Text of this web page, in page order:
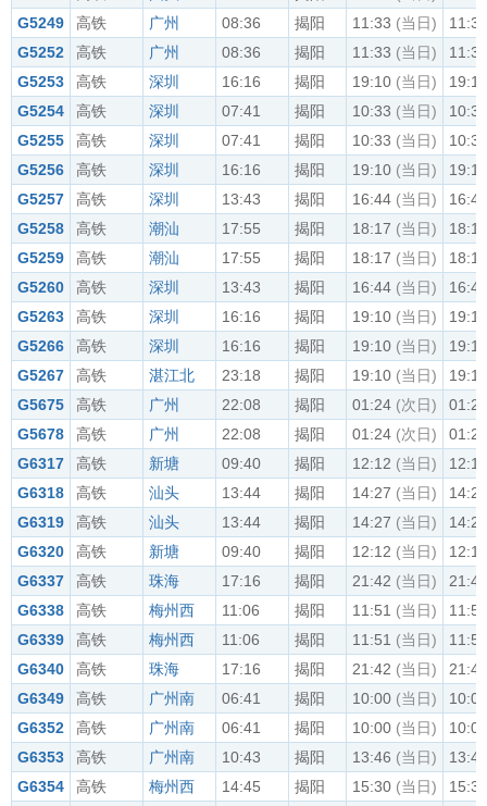
G5249
高铁 广州 08:36 揭阳 11:33 (当日)
11:36
G5252
高铁 广州 08:36 揭阳 11:33 (当日)
11:36
G5253
高铁 深圳 16:16 揭阳 19:10 (当日)
19:13
G5254
高铁 深圳 07:41 揭阳 10:33 (当日)
10:36
G5255
高铁 深圳 07:41 揭阳 10:33 (当日)
10:36
G5256
高铁 深圳 16:16 揭阳 19:10 (当日)
19:13
G5257
高铁 深圳 13:43 揭阳 16:44 (当日)
16:47
G5258
高铁 潮汕 17:55 揭阳 18:17 (当日)
18:19
G5259
高铁 潮汕 17:55 揭阳 18:17 (当日)
18:19
G5260
高铁 深圳 13:43 揭阳 16:44 (当日)
16:47
G5263
高铁 深圳 16:16 揭阳 19:10 (当日)
19:13
G5266
高铁 深圳 16:16 揭阳 19:10 (当日)
19:13
G5267
高铁 湛江北 23:18 揭阳 19:10 (当日)
19:13
G5675
高铁 广州 22:08 揭阳 01:24 (次日)
01:26
G5678
高铁 广州 22:08 揭阳 01:24 (次日)
01:26
G6317
高铁 新塘 09:40 揭阳 12:12 (当日)
12:14
G6318
高铁 汕头 13:44 揭阳 14:27 (当日)
14:29
G6319
高铁 汕头 13:44 揭阳 14:27 (当日)
14:29
G6320
高铁 新塘 09:40 揭阳 12:12 (当日)
12:14
G6337
高铁 珠海 17:16 揭阳 21:42 (当日)
21:44
G6338
高铁 梅州西 11:06 揭阳 11:51 (当日)
11:53
G6339
高铁 梅州西 11:06 揭阳 11:51 (当日)
11:53
G6340
高铁 珠海 17:16 揭阳 21:42 (当日)
21:44
G6349
高铁 广州南 06:41 揭阳 10:00 (当日)
10:02
G6352
高铁 广州南 06:41 揭阳 10:00 (当日)
10:02
G6353
高铁 广州南 10:43 揭阳 13:46 (当日)
13:48
G6354
高铁 梅州西 14:45 揭阳 15:30 (当日)
15:32